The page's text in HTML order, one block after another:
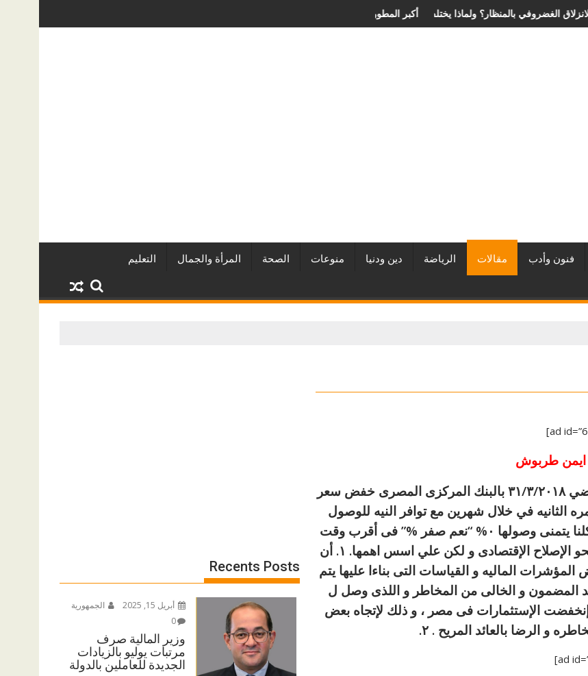
يحدد سعر عملية الانزلاق الغضروفي بالمنظار؟ ولماذا يختلف من مريض لآخر؟
فنون وأدب مقالات الرياضة دين ودنيا منوعات الصحة المرأة والجمال التعليم
طربوش
بعد قرار لجنة السياسات النقديه مساء الخميس الماضي ٣١/٣/٢٠١٨ بالبنك المركزى المصرى خفض سعر
و الإقراض بمعدل ١% و ذلك للمره الثانيه في خلال شهرين مع توافر النيه للوصول
لمعدل ١٣% خلال العام و ٧% خلال عامين ، و طبعا كلنا يتمنى وصولها ٠% “نعم صفر %” فى أقرب وقت
ممكن. ونتطلع ان تمضي مصر فى الطريق الصحيح نحو الإصلاح الإقتصادى و لكن علي اسس اهمها. ١. أن
الماليه و القياسات التى بناءا عليها يتم
المضمون و الخالى من المخاطر و اللذى وصل ل
الإستثمارات فى مصر ، و ذلك لإتجاه بعض
و الرضا بالعائد المريح . ٢.
Recents Posts
أبريل 15, 2025
الجمهورية
0
وزير المالية صرف
مرتبات يوليو بالزيادات
الجديدة للعاملين بالدولة